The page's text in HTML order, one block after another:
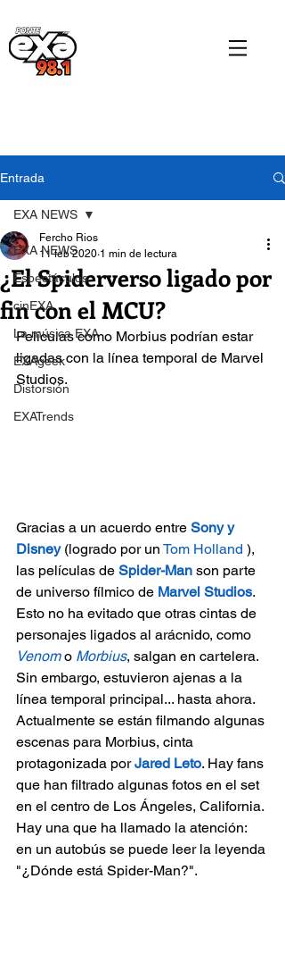
Entrada
EXA NEWS
Espectáculos
cinEXA
La música EXA
EXAgeek
Distorsión
EXATrends
EXA NEWS
¿El Spiderverso ligado por
fin con el MCU?
Fercho Rios
11 feb 2020 1 min de lectura
Películas como Morbius podrían estar
ligadas con la línea temporal de Marvel
Studios.
Gracias a un acuerdo entre Sony y
Disney (logrado por un Tom Holland ),
las películas de Spider-Man son parte
de universo fílmico de Marvel Studios.
Esto no ha evitado que otras cintas de
personajes ligados al arácnido, como
Venom o Morbius, salgan en cartelera.
Sin embargo, estuvieron ajenas a la
línea temporal principal... hasta ahora.
Actualmente se están filmando algunas
escenas para Morbius, cinta
protagonizada por Jared Leto. Hay fans
que han filtrado algunas fotos en el set
en el centro de Los Ángeles, California.
Hay una que ha llamado la atención:
en un autobús se puede leer la leyenda
"¿Dónde está Spider-Man?".